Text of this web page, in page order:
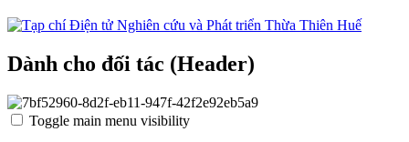
Dành cho đối tác (Header)
Toggle main menu visibility